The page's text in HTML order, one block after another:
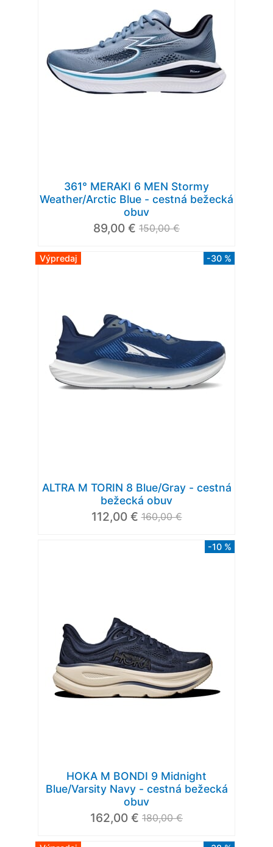
361° MERAKI 6 MEN Stormy
Weather/Arctic Blue - cestná bežecká
obuv
89,00 € 150,00 €
Výpredaj -30 %
ALTRA M TORIN 8 Blue/Gray - cestná
bežecká obuv
112,00 € 160,00 €
-10 %
HOKA M BONDI 9 Midnight
Blue/Varsity Navy - cestná bežecká
obuv
162,00 € 180,00 €